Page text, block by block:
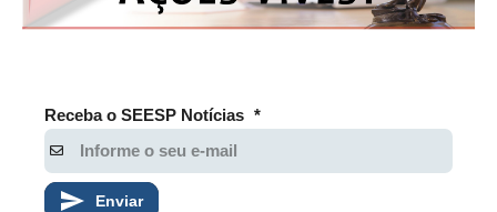
Receba o SEESP Notícias *
Enviar